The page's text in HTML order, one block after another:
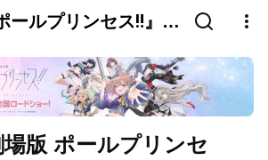
ールプリンセス‼』公
場版 ポールプリンセ